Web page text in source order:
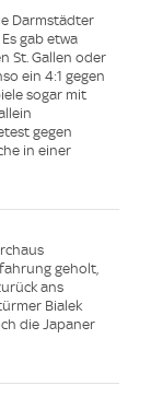
Darmstädter
gab etwa
St. Gallen oder
ein 4:1 gegen
sogar mit
gegen
in einer
geholt,
ans
Bialek
die Japaner